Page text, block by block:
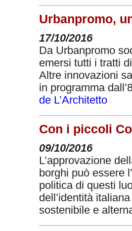
Urbanpromo,
17/10/2016
Da Urbanpromo
emersi tutti i tratti
Altre innovazioni
in programma
de L’Architetto
Con i piccoli
09/10/2016
L’approvazione
borghi può essere
politica di questi
dell’identità
sostenibile e